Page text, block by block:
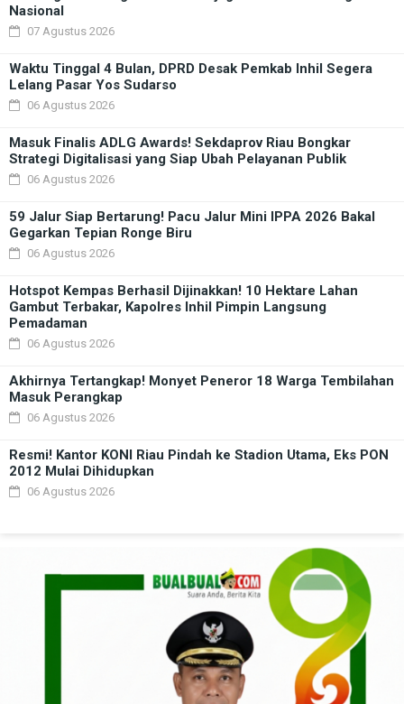
Nasional
07 Agustus 2026
Waktu Tinggal 4 Bulan, DPRD Desak Pemkab Inhil Segera
Lelang Pasar Yos Sudarso
06 Agustus 2026
Masuk Finalis ADLG Awards! Sekdaprov Riau Bongkar
Strategi Digitalisasi yang Siap Ubah Pelayanan Publik
06 Agustus 2026
59 Jalur Siap Bertarung! Pacu Jalur Mini IPPA 2026 Bakal
Gegarkan Tepian Ronge Biru
06 Agustus 2026
Hotspot Kempas Berhasil Dijinakkan! 10 Hektare Lahan
Gambut Terbakar, Kapolres Inhil Pimpin Langsung
Pemadaman
06 Agustus 2026
Akhirnya Tertangkap! Monyet Peneror 18 Warga Tembilahan
Masuk Perangkap
06 Agustus 2026
Resmi! Kantor KONI Riau Pindah ke Stadion Utama, Eks PON
2012 Mulai Dihidupkan
06 Agustus 2026